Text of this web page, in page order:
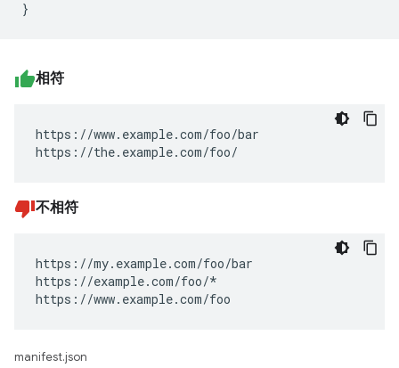
相符
https://www.example.com/foo/bar
https://the.example.com/foo/
不相符
https://my.example.com/foo/bar
https://example.com/foo/*
https://www.example.com/foo
manifest.json